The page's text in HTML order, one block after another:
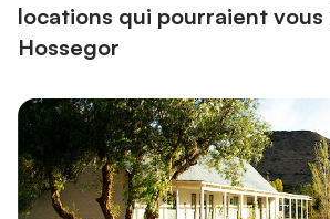
locations qui pourraient vous
Hossegor